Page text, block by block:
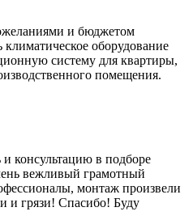
и бюджетом
климатическое оборудование
систему для квартиры,
помещения.
консультацию в подборе
вежливый грамотный
монтаж произвели
и грязи! Спасибо! Буду